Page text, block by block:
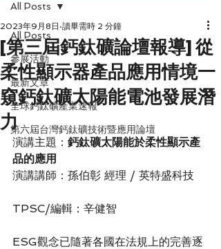
All Posts
參展活動
最新文章
全球鈣鈦礦產業速報
第六屆台灣鈣鈦礦技術暨應用論壇
All Posts
[第三屆鈣鈦礦論壇報導] 從
柔性顯示器產品應用情境一
窺鈣鈦礦太陽能電池發展潛
力
2023年9月8日 讀畢需時 2 分鐘
演講主題： 鈣鈦礦太陽能於柔性顯示產
品的應用
演講講師：孫伯彰 經理 / 英特盛科技
TPSC/編輯：辛健智
ESG觀念已隨著各國在法規上的完善逐